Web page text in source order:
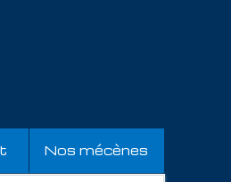
Nos mécènes